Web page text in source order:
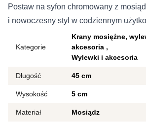
Postaw na syfon chromowany z
i nowoczesny styl w codziennym
Kategorie
Krany mosiężne,
akcesoria
Wylewki i akcesoria
Długość 45 cm
Wysokość 5 cm
Materiał Mosiądz